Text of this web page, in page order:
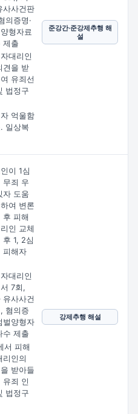
사사건판
의증명·
형자료
제출
대리인
견을 받
유죄선
법정구
억울함
일상복
준강간·준강제추행 해
설
이 1심
무죄 우
자 도움
여 변론
후 피해
인 교체
후 1, 2심
피해자
대리인
7회,
유사사건
혐의증
벌양형자
수 제출
서 피해
리인의
받아들
유죄 인
법정구
강제추행 해설